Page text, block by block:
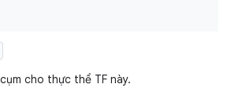
cho thực thể TF này.